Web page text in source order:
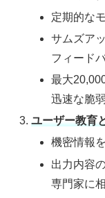
定期的な
サムズア
フィード
最大
迅速な脆
ユーザー教育
機密情報
出力内容
専門家に